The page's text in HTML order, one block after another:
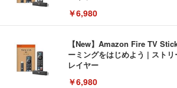
￥6,980
【New】Amazon Fire TV
ーミングをはじめよう | スト
レイヤー
￥6,980